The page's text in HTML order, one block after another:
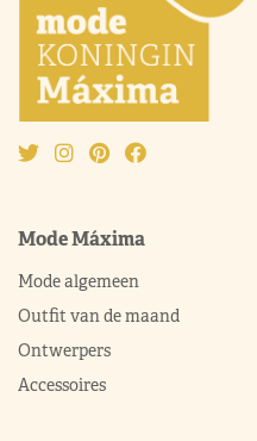
Mode Máxima
Mode algemeen
Outfit van de maand
Ontwerpers
Accessoires